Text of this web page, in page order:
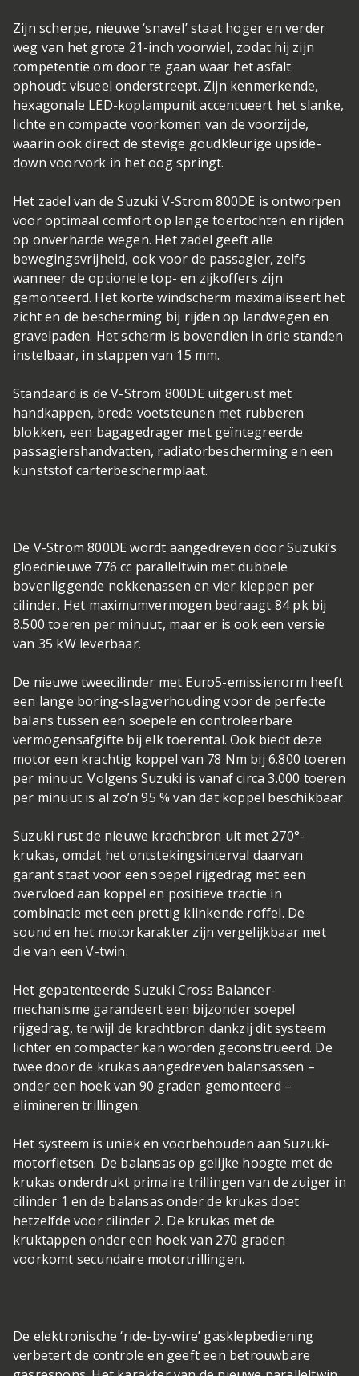
Zijn scherpe, nieuwe ‘snavel’ staat hoger en verder
weg van het grote 21-inch voorwiel, zodat hij zijn
competentie om door te gaan waar het asfalt
ophoudt visueel onderstreept. Zijn kenmerkende,
hexagonale LED-koplampunit accentueert het slanke,
lichte en compacte voorkomen van de voorzijde,
waarin ook direct de stevige goudkleurige upside-
down voorvork in het oog springt.
Het zadel van de Suzuki V-Strom 800DE is ontworpen
voor optimaal comfort op lange toertochten en rijden
op onverharde wegen. Het zadel geeft alle
bewegingsvrijheid, ook voor de passagier, zelfs
wanneer de optionele top- en zijkoffers zijn
gemonteerd. Het korte windscherm maximaliseert het
zicht en de bescherming bij rijden op landwegen en
gravelpaden. Het scherm is bovendien in drie standen
instelbaar, in stappen van 15 mm.
Standaard is de V-Strom 800DE uitgerust met
handkappen, brede voetsteunen met rubberen
blokken, een bagagedrager met geïntegreerde
passagiershandvatten, radiatorbescherming en een
kunststof carterbeschermplaat.
De V-Strom 800DE wordt aangedreven door Suzuki’s
gloednieuwe 776 cc paralleltwin met dubbele
bovenliggende nokkenassen en vier kleppen per
cilinder. Het maximumvermogen bedraagt 84 pk bij
8.500 toeren per minuut, maar er is ook een versie
van 35 kW leverbaar.
De nieuwe tweecilinder met Euro5-emissienorm heeft
een lange boring-slagverhouding voor de perfecte
balans tussen een soepele en controleerbare
vermogensafgifte bij elk toerental. Ook biedt deze
motor een krachtig koppel van 78 Nm bij 6.800 toeren
per minuut. Volgens Suzuki is vanaf circa 3.000 toeren
per minuut is al zo’n 95 % van dat koppel beschikbaar.
Suzuki rust de nieuwe krachtbron uit met 270°-
krukas, omdat het ontstekingsinterval daarvan
garant staat voor een soepel rijgedrag met een
overvloed aan koppel en positieve tractie in
combinatie met een prettig klinkende roffel. De
sound en het motorkarakter zijn vergelijkbaar met
die van een V-twin.
Het gepatenteerde Suzuki Cross Balancer-
mechanisme garandeert een bijzonder soepel
rijgedrag, terwijl de krachtbron dankzij dit systeem
lichter en compacter kan worden geconstrueerd. De
twee door de krukas aangedreven balansassen –
onder een hoek van 90 graden gemonteerd –
elimineren trillingen.
Het systeem is uniek en voorbehouden aan Suzuki-
motorfietsen. De balansas op gelijke hoogte met de
krukas onderdrukt primaire trillingen van de zuiger in
cilinder 1 en de balansas onder de krukas doet
hetzelfde voor cilinder 2. De krukas met de
kruktappen onder een hoek van 270 graden
voorkomt secundaire motortrillingen.
De elektronische ‘ride-by-wire’ gasklepbediening
verbetert de controle en geeft een betrouwbare